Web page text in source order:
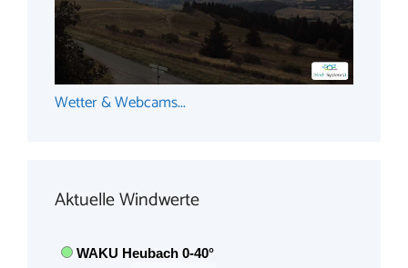
Wetter & Webcams...
Aktuelle Windwerte